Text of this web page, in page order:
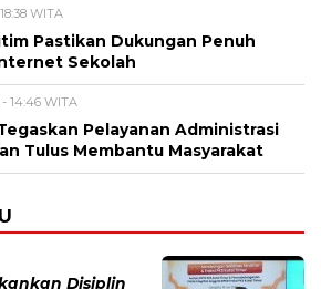
WITA
Pastikan Dukungan Penuh
Sekolah
14:46 WITA
Pelayanan Administrasi
Tulus Membantu Masyarakat
Disiplin